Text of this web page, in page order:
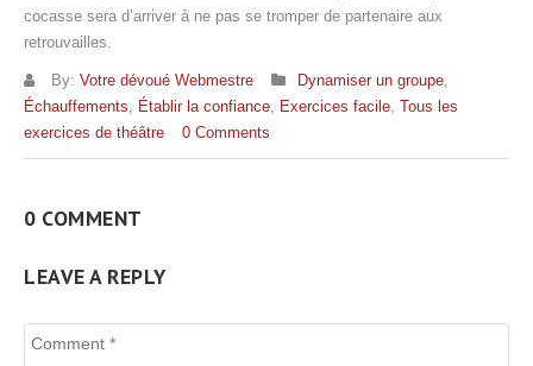
cocasse sera d’arriver à ne pas se tromper de partenaire aux
retrouvailles.
By: Votre dévoué Webmestre Dynamiser un groupe,
Échauffements, Établir la confiance, Exercices facile, Tous les
exercices de théâtre
0 Comments
0 COMMENT
LEAVE A REPLY